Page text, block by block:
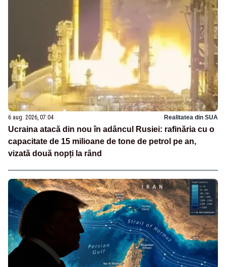
6 aug. 2026, 07:04 Realitatea din SUA
Ucraina atacă din nou în adâncul Rusiei: rafinăria cu o
capacitate de 15 milioane de tone de petrol pe an,
vizată două nopți la rând